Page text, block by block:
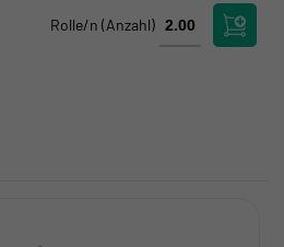
Rolle/n (Anzahl)